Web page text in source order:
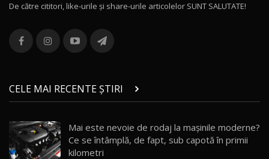
13
combină aventura cu luxul / AutoBlog.MD
36:08
chinez care face lumea să se întoarcă după el
/ AutoBlog.MD
17:27
15 14:37
De către cititori, like-urile şi share-urile articolelor SUNT SALUTATE!
CELE MAI RECENTE ȘTIRI
Mai este nevoie de rodaj la mașinile moderne?
Ce se întâmplă, de fapt, sub capotă în primii
kilometri